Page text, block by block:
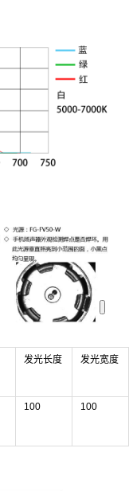
发光长度 发光宽度
100 100